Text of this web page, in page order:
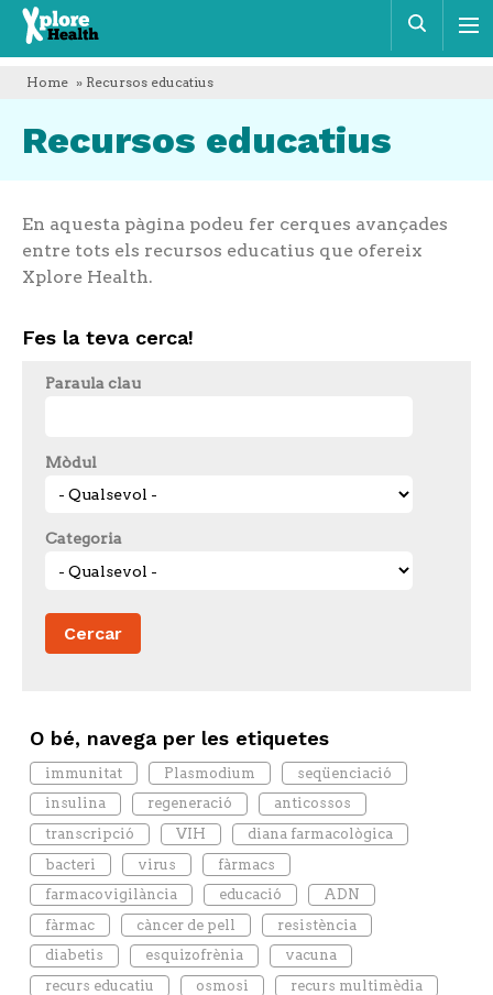
Xplore
Health
Home » Recursos educatius
Recursos educatius
En aquesta pàgina podeu fer cerques avançades
entre tots els recursos educatius que ofereix
Xplore Health.
Fes la teva cerca!
Paraula clau
Mòdul
Categoria
O bé, navega per les etiquetes
immunitat Plasmodium
seqüenciació
insulina
regeneració
anticossos
transcripció
VIH
diana farmacològica
bacteri
virus
fàrmacs
farmacovigilància
educació
ADN
fàrmac
càncer de pell
resistència
diabetis
esquizofrènia
vacuna
recurs educatiu
osmosi
recurs multimèdia